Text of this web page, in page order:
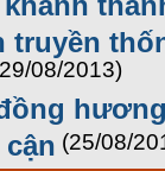
truyền
08/2013)
cận (25/08/